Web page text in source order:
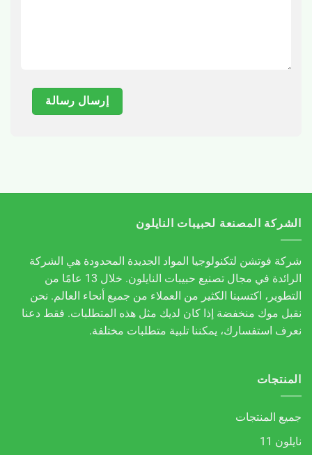
الشركة المصنعة لحبيبات النايلون
شركة فوتشن لتكنولوجيا المواد الجديدة المحدودة هي الشركة
الرائدة في مجال تصنيع حبيبات النايلون. خلال 13 عامًا من
التطوير، اكتسبنا الكثير من العملاء من جميع أنحاء العالم. نحن
نقبل موك منخفضة إذا كان لديك مثل هذه المتطلبات. فقط دعنا
نعرف استفسارك، يمكننا تلبية متطلبات مختلفة.
المنتجات
جميع المنتجات
نايلون 11